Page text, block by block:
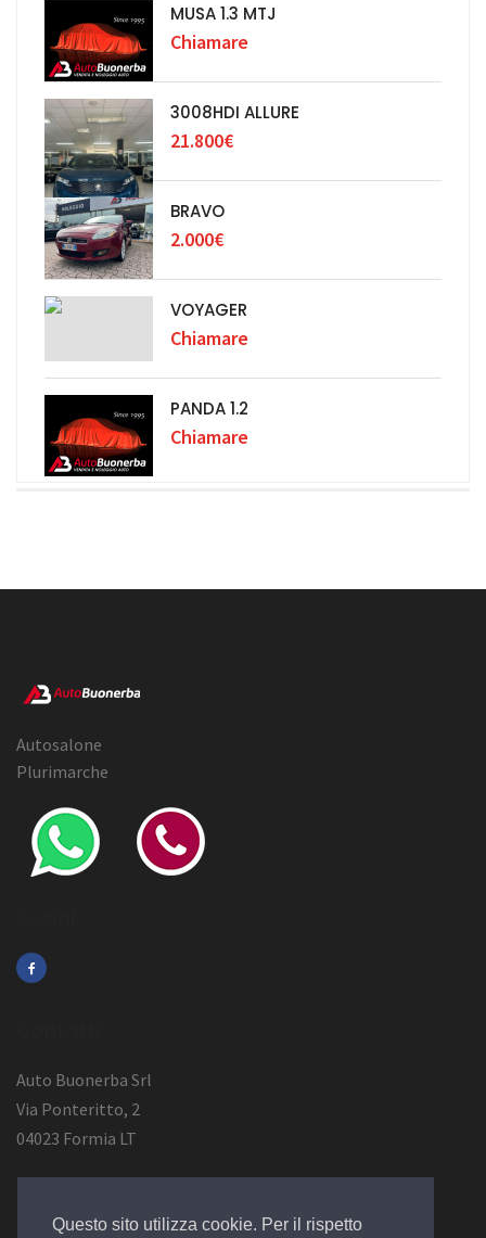
Questo sito utilizza cookie. Per il rispetto
MUSA 1.3 MTJ
Chiamare
3008HDI ALLURE
21.800€
BRAVO
2.000€
VOYAGER
Chiamare
PANDA 1.2
Chiamare
Autosalone
Plurimarche
Auto Buonerba Srl
Via Ponteritto, 2
04023 Formia LT